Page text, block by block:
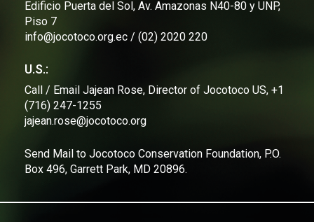
Edificio Puerta del Sol, Av. Amazonas N40-80 y UNP,
Piso 7
info@jocotoco.org.ec / (02) 2020 220
U.S.:
Call / Email Jajean Rose, Director of Jocotoco US, +1
(716) 247-1255
jajean.rose@jocotoco.org
Send Mail to Jocotoco Conservation Foundation, P.O.
Box 496, Garrett Park, MD 20896.